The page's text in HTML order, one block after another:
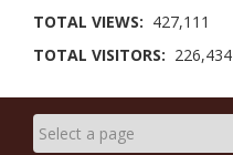
TOTAL VIEWS: 427,111
TOTAL VISITORS: 226,434